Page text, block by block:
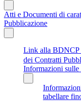
Atti e Documenti di
Pubblicazione
Link alla BDNCP
dei Contratti
Informazioni sulle
tabellare